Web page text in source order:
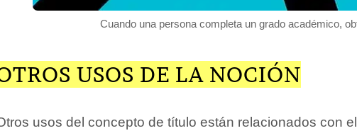
Cuando una persona completa un grado académico,
USOS DE LA NOCIÓN
usos del concepto de título están relacionados con el